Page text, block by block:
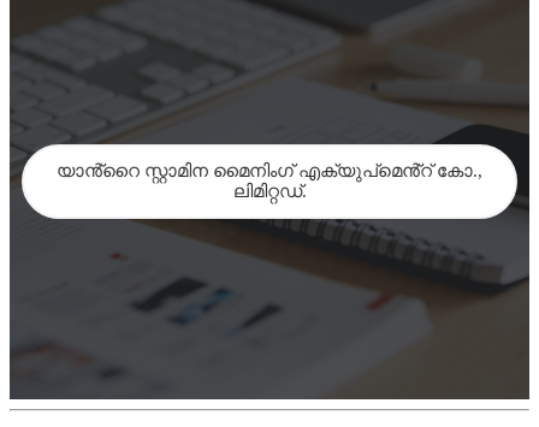
യാൻ്റൈ സ്റ്റാമിന മൈനിംഗ് എക്യുപ്‌മെൻ്റ് കോ.,
ലിമിറ്റഡ്.